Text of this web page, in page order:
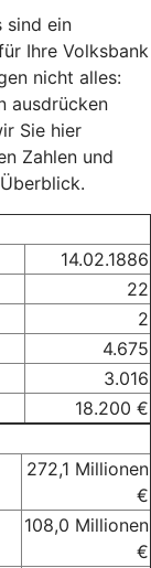
sind ein
Ihre Volksbank
nicht alles:
ausdrücken
Sie hier
Zahlen und
14.02.1886
22
2
4.675
3.016
18.200 €
272,1 Millionen
€
108,0 Millionen
€